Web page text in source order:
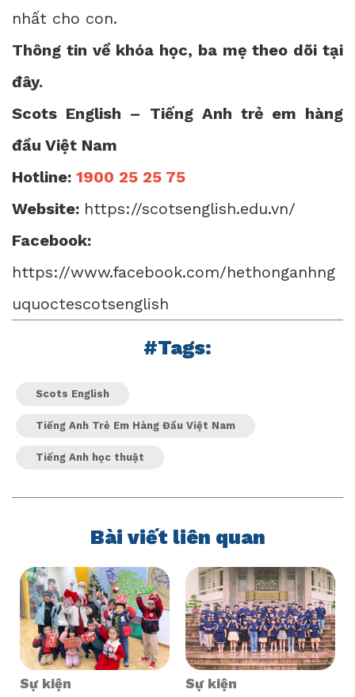
nhất cho con.
Thông tin về khóa học, ba mẹ theo dõi tại
đây.
Scots English – Tiếng Anh trẻ em hàng
đầu Việt Nam
Hotline: 1900 25 25 75
Website: https://scotsenglish.edu.vn/
Facebook:
https://www.facebook.com/hethonganhng
uquoctescotsenglish
#Tags:
Scots English
Tiếng Anh Trẻ Em Hàng Đầu Việt Nam
Tiếng Anh học thuật
Bài viết liên quan
Sự kiện Sự kiện